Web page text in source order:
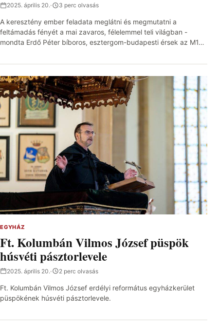
2025. április 20.· 3 perc olvasás
A keresztény ember feladata meglátni és megmutatni a
feltámadás fényét a mai zavaros, félelemmel teli világban -
mondta Erdő Péter bíboros, esztergom-budapesti érsek az M1…
EGYHÁZ
Ft. Kolumbán Vilmos József püspök
húsvéti pásztorlevele
2025. április 20.· 2 perc olvasás
Ft. Kolumbán Vilmos József erdélyi református egyházkerület
püspökének húsvéti pásztorlevele.